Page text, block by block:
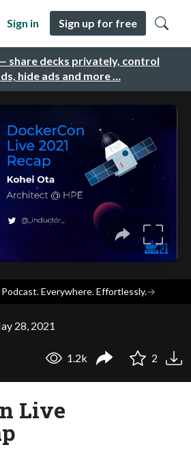
share decks privately, control
hide ads and more …
Sign in Sign up for free
Podcast. Everywhere. Effortlessly.→
28, 2021
1.2k 2
Live